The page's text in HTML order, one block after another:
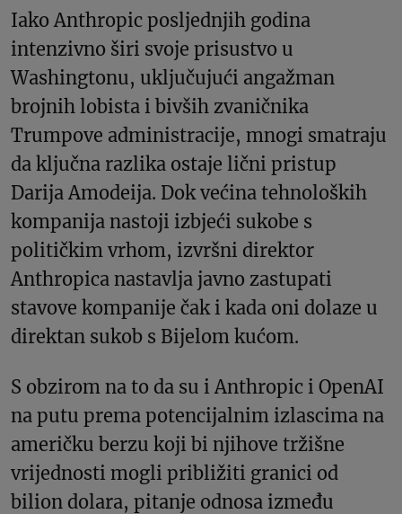
Iako Anthropic posljednjih godina
intenzivno širi svoje prisustvo u
Washingtonu, uključujući angažman
brojnih lobista i bivših zvaničnika
Trumpove administracije, mnogi smatraju
da ključna razlika ostaje lični pristup
Darija Amodeija. Dok većina tehnoloških
kompanija nastoji izbjeći sukobe s
političkim vrhom, izvršni direktor
Anthropica nastavlja javno zastupati
stavove kompanije čak i kada oni dolaze u
direktan sukob s Bijelom kućom.
S obzirom na to da su i Anthropic i OpenAI
na putu prema potencijalnim izlascima na
američku berzu koji bi njihove tržišne
vrijednosti mogli približiti granici od
bilion dolara, pitanje odnosa između